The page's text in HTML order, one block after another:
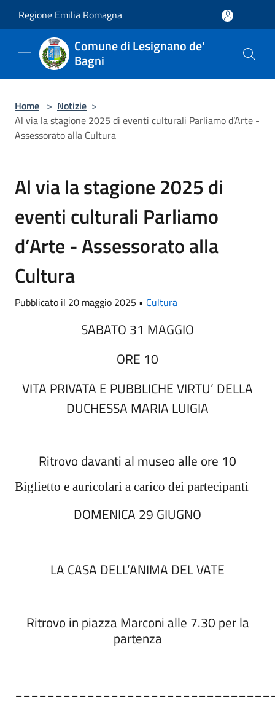
Regione Emilia Romagna
Comune di Lesignano de'
Bagni
Home > Notizie >
Al via la stagione 2025 di eventi culturali Parliamo d’Arte -
Assessorato alla Cultura
Al via la stagione 2025 di
eventi culturali Parliamo
d’Arte - Assessorato alla
Cultura
Pubblicato il 20 maggio 2025 • Cultura
SABATO 31 MAGGIO
ORE 10
VITA PRIVATA E PUBBLICHE VIRTU’ DELLA
DUCHESSA MARIA LUIGIA
Ritrovo davanti al museo alle ore 10
Biglietto e auricolari a carico dei partecipanti
DOMENICA 29 GIUGNO
LA CASA DELL’ANIMA DEL VATE
Ritrovo in piazza Marconi alle 7.30 per la
partenza